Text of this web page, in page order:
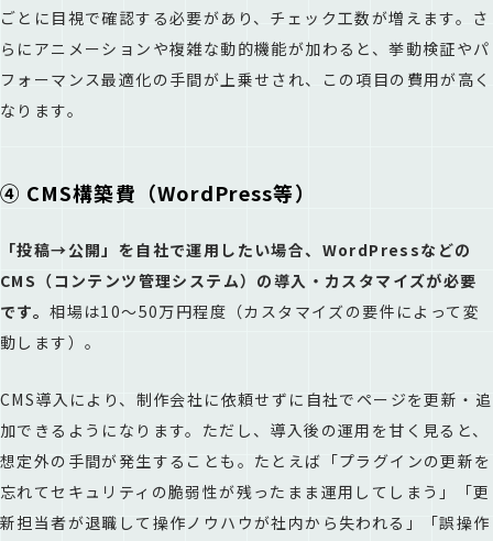
ごとに目視で確認する必要があり、チェック工数が増えます。さ
らにアニメーションや複雑な動的機能が加わると、挙動検証やパ
フォーマンス最適化の手間が上乗せされ、この項目の費用が高く
なります。
④ CMS構築費（WordPress等）
「投稿→公開」を自社で運用したい場合、WordPressなどの
CMS（コンテンツ管理システム）の導入・カスタマイズが必要
です。相場は10〜50万円程度（カスタマイズの要件によって変
動します）。
CMS導入により、制作会社に依頼せずに自社でページを更新・追
加できるようになります。ただし、導入後の運用を甘く見ると、
想定外の手間が発生することも。たとえば「プラグインの更新を
忘れてセキュリティの脆弱性が残ったまま運用してしまう」「更
新担当者が退職して操作ノウハウが社内から失われる」「誤操作